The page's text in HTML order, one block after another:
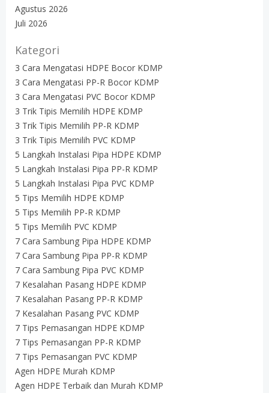
Agustus 2026
Juli 2026
Kategori
3 Cara Mengatasi HDPE Bocor KDMP
3 Cara Mengatasi PP-R Bocor KDMP
3 Cara Mengatasi PVC Bocor KDMP
3 Trik Tipis Memilih HDPE KDMP
3 Trik Tipis Memilih PP-R KDMP
3 Trik Tipis Memilih PVC KDMP
5 Langkah Instalasi Pipa HDPE KDMP
5 Langkah Instalasi Pipa PP-R KDMP
5 Langkah Instalasi Pipa PVC KDMP
5 Tips Memilih HDPE KDMP
5 Tips Memilih PP-R KDMP
5 Tips Memilih PVC KDMP
7 Cara Sambung Pipa HDPE KDMP
7 Cara Sambung Pipa PP-R KDMP
7 Cara Sambung Pipa PVC KDMP
7 Kesalahan Pasang HDPE KDMP
7 Kesalahan Pasang PP-R KDMP
7 Kesalahan Pasang PVC KDMP
7 Tips Pemasangan HDPE KDMP
7 Tips Pemasangan PP-R KDMP
7 Tips Pemasangan PVC KDMP
Agen HDPE Murah KDMP
Agen HDPE Terbaik dan Murah KDMP